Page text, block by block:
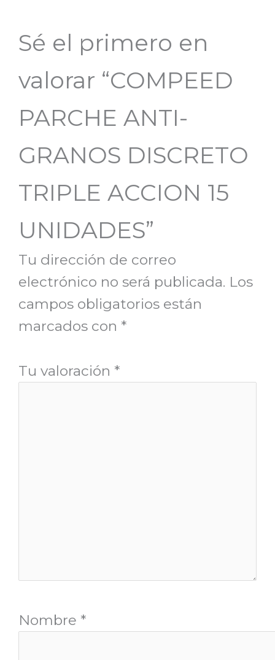
Sé el primero en
valorar “COMPEED
PARCHE ANTI-
GRANOS DISCRETO
TRIPLE ACCION 15
UNIDADES”
Tu dirección de correo
electrónico no será publicada. Los
campos obligatorios están
marcados con *
Tu valoración *
Nombre *